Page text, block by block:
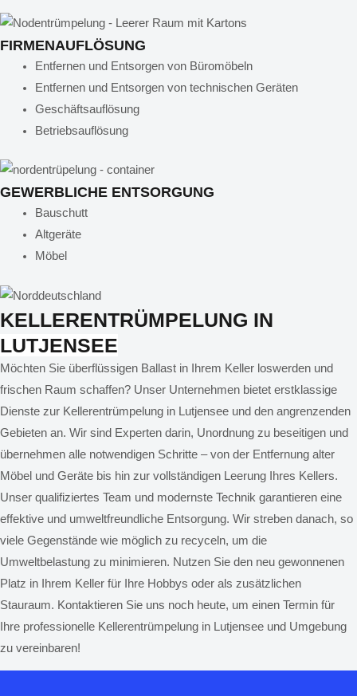
FIRMENAUFLÖSUNG
Entfernen und Entsorgen von Büromöbeln
Entfernen und Entsorgen von technischen Geräten
Geschäftsauflösung
Betriebsauflösung
GEWERBLICHE ENTSORGUNG
Bauschutt
Altgeräte
Möbel
KELLERENTRÜMPELUNG IN
LUTJENSEE
Möchten Sie überflüssigen Ballast in Ihrem Keller loswerden und
frischen Raum schaffen? Unser Unternehmen bietet erstklassige
Dienste zur Kellerentrümpelung in Lutjensee und den angrenzenden
Gebieten an. Wir sind Experten darin, Unordnung zu beseitigen und
übernehmen alle notwendigen Schritte – von der Entfernung alter
Möbel und Geräte bis hin zur vollständigen Leerung Ihres Kellers.
Unser qualifiziertes Team und modernste Technik garantieren eine
effektive und umweltfreundliche Entsorgung. Wir streben danach, so
viele Gegenstände wie möglich zu recyceln, um die
Umweltbelastung zu minimieren. Nutzen Sie den neu gewonnenen
Platz in Ihrem Keller für Ihre Hobbys oder als zusätzlichen
Stauraum. Kontaktieren Sie uns noch heute, um einen Termin für
Ihre professionelle Kellerentrümpelung in Lutjensee und Umgebung
zu vereinbaren!